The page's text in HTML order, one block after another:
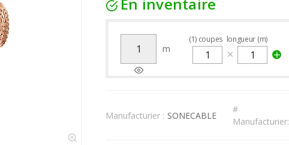
m
(1) coupes longueur (m)
Manufacturier : SONECABLE
#
Manufacturier: